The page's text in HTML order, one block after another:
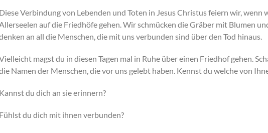
Diese Verbindung von Lebenden und Toten in Jesus Christus feiern wir, wenn
auf die Friedhöfe gehen. Wir schmücken die Gräber mit Blumen
an all die Menschen, die mit uns verbunden sind über den Tod hinaus.
magst du in diesen Tagen mal in Ruhe über einen Friedhof gehen.
Namen der Menschen, die vor uns gelebt haben. Kennst du welche von
Kannst du dich an sie erinnern?
Fühlst du dich mit ihnen verbunden?